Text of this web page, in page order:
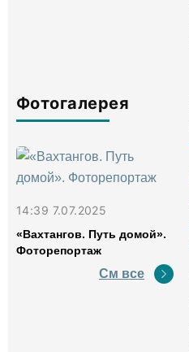
Фотогалерея
14:39 7.07.2025
«Вахтангов. Путь домой».
Фоторепортаж
См все